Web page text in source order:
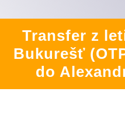
Transfer z
Bukurešť
do